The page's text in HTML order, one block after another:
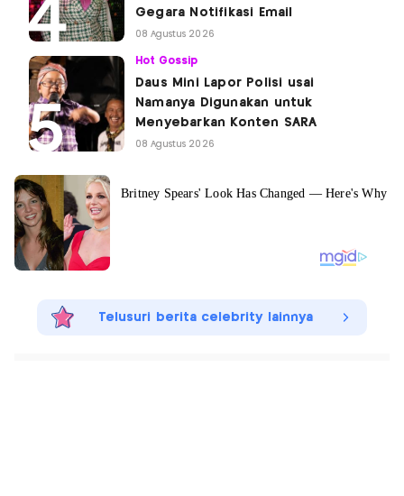
Gegara Notifikasi Email
08 Agustus 2026
Hot Gossip
Daus Mini Lapor Polisi usai
Namanya Digunakan untuk
Menyebarkan Konten SARA
08 Agustus 2026
Telusuri berita celebrity lainnya